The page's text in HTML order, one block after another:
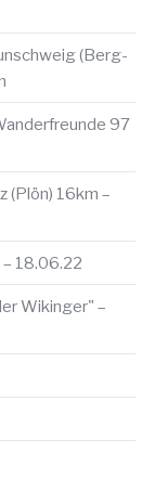
(Berg-
97
(Plön) 16km –
18.06.22
Wikinger" –